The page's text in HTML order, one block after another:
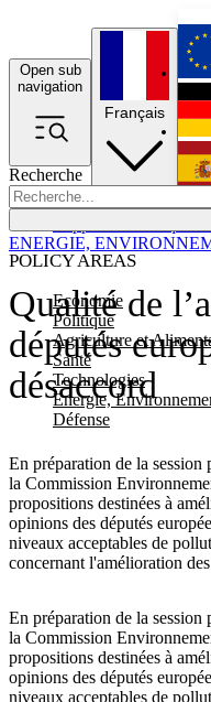
Open sub
navigation
Recherche
POLICY AREAS
Economie
Politique
Agriculture et
Santé
Technologies
Energie,
Défense
Français
Qualité de
députés
désaccord
En préparation de la session
la Commission
propositions destinées à
opinions des députés
niveaux acceptables de
concernant l'amélioration
ENERGIE,
En préparation de la session
la Commission
propositions destinées à
opinions des députés
niveaux acceptables de